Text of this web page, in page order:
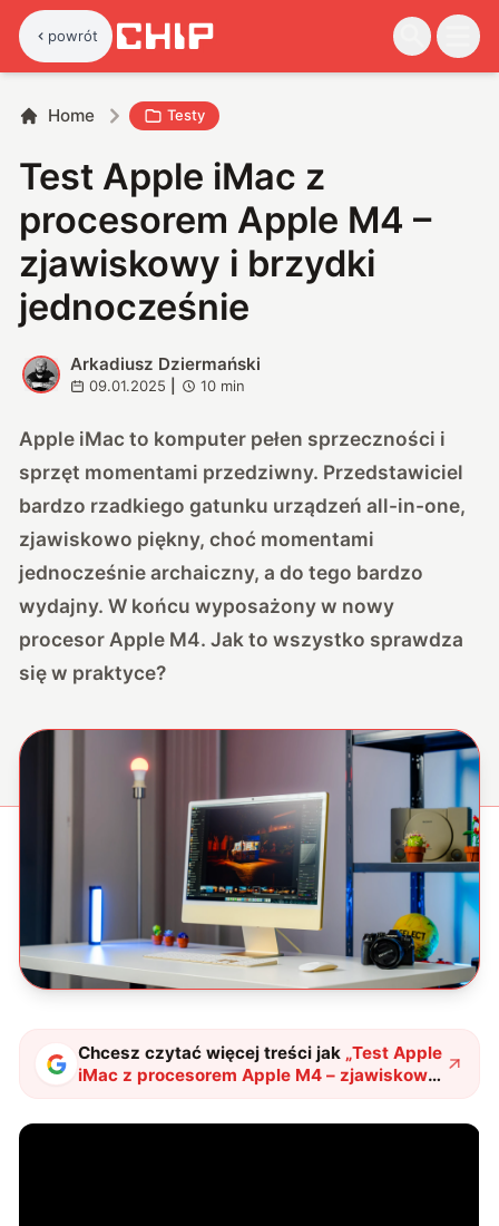
powrót
Home Testy
Test Apple iMac z
procesorem Apple M4 –
zjawiskowy i brzydki
jednocześnie
A
Arkadiusz Dziermański
09.01.2025 10 min
Apple iMac to komputer pełen sprzeczności i
sprzęt momentami przedziwny. Przedstawiciel
bardzo rzadkiego gatunku urządzeń all-in-one,
zjawiskowo piękny, choć momentami
jednocześnie archaiczny, a do tego bardzo
wydajny. W końcu wyposażony w nowy
procesor Apple M4. Jak to wszystko sprawdza
się w praktyce?
Chcesz czytać więcej treści jak „Test Apple
iMac z procesorem Apple M4 – zjawiskowy
i brzydki jednocześnie"?